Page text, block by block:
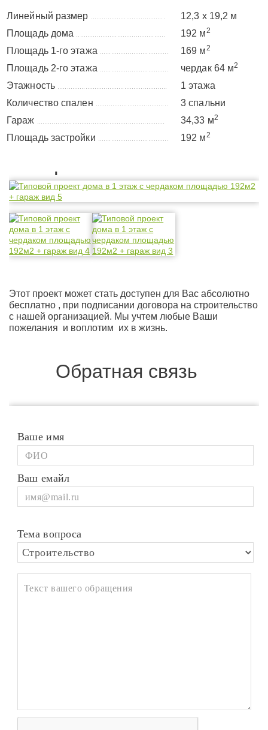
Линейный размер
12,3 х 19,2 м
Площадь дома
192 м2
Площадь 1-го этажа 169 м2
Площадь 2-го этажа чердак 64 м2
Этажность
1 этажа
Количество спален
3 спальни
Гараж
34,33 м2
Площадь застройки 192 м2
Этот проект может стать доступен для Вас абсолютно
бесплатно , при подписании договора на строительство
с нашей организацией. Мы учтем любые Ваши
пожелания и воплотим их в жизнь.
Обратная связь
Ваше имя
Ваш емайл
Тема вопроса